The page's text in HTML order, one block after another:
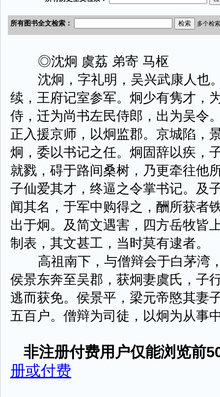
◎沈炯 虞荔 弟寄 马枢
沈炯，字礼明，吴兴武康人也
续，王府记室参军。炯少有隽才，
侍，迁为尚书左民侍郎，出为吴令
正入援京师，以炯监郡。京城陷，
炯，委以书记之任。炯固辞以疾，
就戮，碍于路间桑树，乃更牵往他
子仙爱其才，终逼之令掌书记。及
闻其名，于军中购得之，酬所获者
出于炯。及简文遇害，四方岳牧皆
制表，其文甚工，当时莫有逮者。
高祖南下，与僧辩会于白茅湾
侯景东奔至吴郡，获炯妻虞氏，子
逃而获免。侯景平，梁元帝愍其妻
五百户。僧辩为司徒，以炯为从事
非注册付费用户仅能浏览前
册或付费